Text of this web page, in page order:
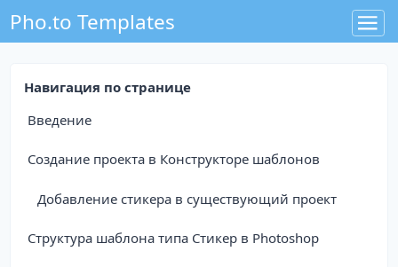
Pho.to Templates
Навигация по странице
Введение
Создание проекта в Конструкторе шаблонов
Добавление стикера в существующий проект
Структура шаблона типа Стикер в Photoshop